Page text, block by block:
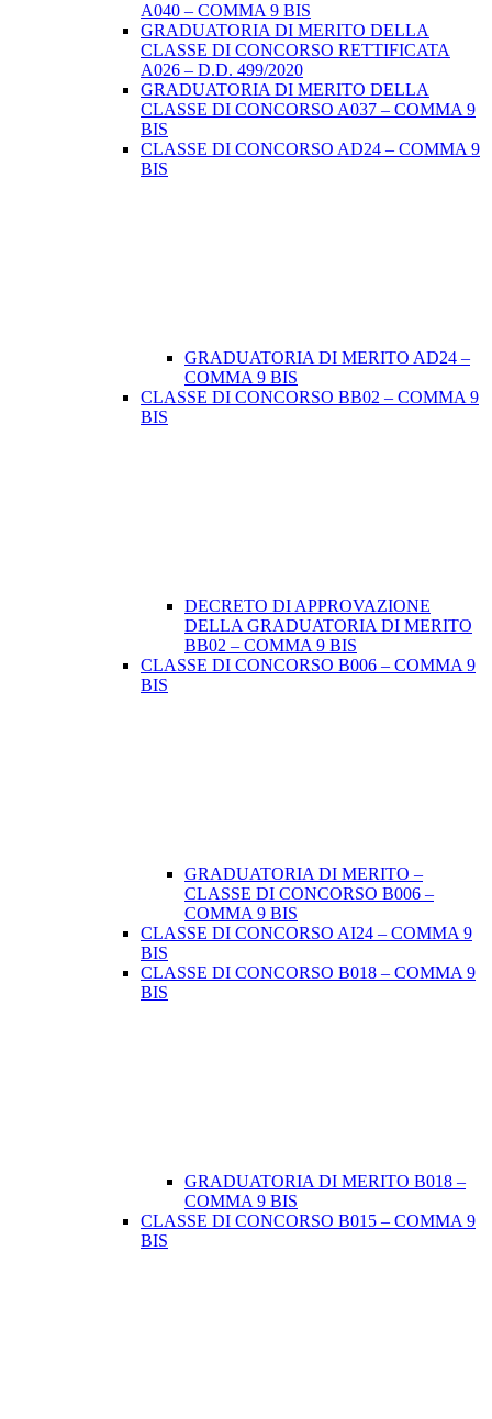
A040 – COMMA 9 BIS
GRADUATORIA DI MERITO DELLA
CLASSE DI CONCORSO RETTIFICATA
A026 – D.D. 499/2020
GRADUATORIA DI MERITO DELLA
CLASSE DI CONCORSO A037 – COMMA 9
BIS
CLASSE DI CONCORSO AD24 – COMMA 9
BIS
GRADUATORIA DI MERITO AD24 –
COMMA 9 BIS
CLASSE DI CONCORSO BB02 – COMMA 9
BIS
DECRETO DI APPROVAZIONE
DELLA GRADUATORIA DI MERITO
BB02 – COMMA 9 BIS
CLASSE DI CONCORSO B006 – COMMA 9
BIS
GRADUATORIA DI MERITO –
CLASSE DI CONCORSO B006 –
COMMA 9 BIS
CLASSE DI CONCORSO AI24 – COMMA 9
BIS
CLASSE DI CONCORSO B018 – COMMA 9
BIS
GRADUATORIA DI MERITO B018 –
COMMA 9 BIS
CLASSE DI CONCORSO B015 – COMMA 9
BIS